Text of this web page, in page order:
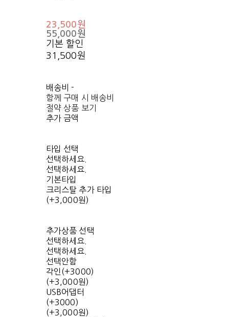
23,500원
55,000원
기본 할인
31,500원
배송비-
함께 구매 시 배송비
절약 상품 보기
추가 금액
타입 선택
선택하세요.
선택하세요.
기본타입
크리스탈 추가 타입
(+3,000원)
추가상품 선택
선택하세요.
선택하세요.
선택안함
각인(+3000)
(+3,000원)
USB어댑터
(+3000)
(+3,000원)